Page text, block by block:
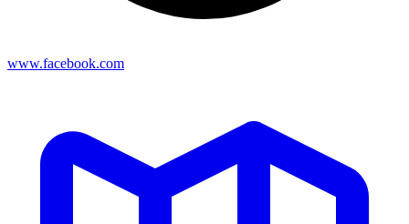
www.facebook.com